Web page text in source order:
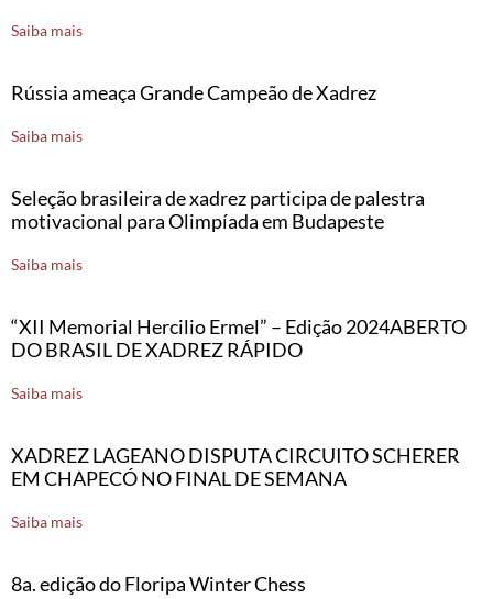
Saiba mais
Rússia ameaça Grande Campeão de Xadrez
Saiba mais
Seleção brasileira de xadrez participa de palestra
motivacional para Olimpíada em Budapeste
Saiba mais
“XII Memorial Hercilio Ermel” – Edição 2024ABERTO
DO BRASIL DE XADREZ RÁPIDO
Saiba mais
XADREZ LAGEANO DISPUTA CIRCUITO SCHERER
EM CHAPECÓ NO FINAL DE SEMANA
Saiba mais
8a. edição do Floripa Winter Chess